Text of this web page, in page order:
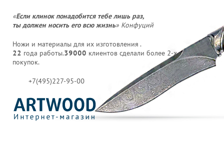
«Если клинок понадобится тебе лишь раз,
ты должен носить его всю жизнь» Конфуций
Ножи и материалы для их изготовления .
22 года работы.39000 клиентов сделали более 2-х
покупок.
+7(495)227-95-00